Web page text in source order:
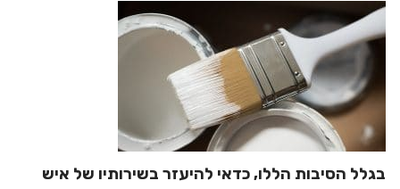
בגלל הסיבות הללו, כדאי להיעזר בשירותיו של איש